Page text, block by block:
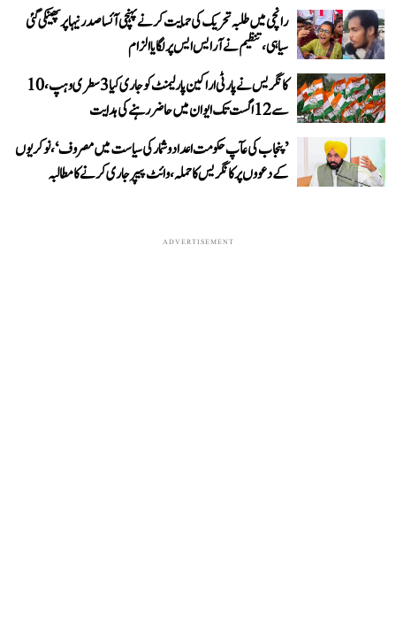
رانچی میں طلبہ تحریک کی حمایت کرنے پہنچی آئسا صدر نیہا پر پھینکی گئی
سیاہی، تنظیم نے آر ایس ایس پر لگایا الزام
کانگریس نے پارٹی اراکین پارلیمنٹ کو جاری کیا 3 سطری وہپ، 10
سے 12 اگست تک ایوان میں حاضر رہنے کی ہدایت
’پنجاب کی عآپ حکومت اعداد و شمار کی سیاست میں مصروف‘، نوکریوں
کے دعووں پر کانگریس کا حملہ، وائٹ پیپر جاری کرنے کا مطالبہ
ADVERTISEMENT